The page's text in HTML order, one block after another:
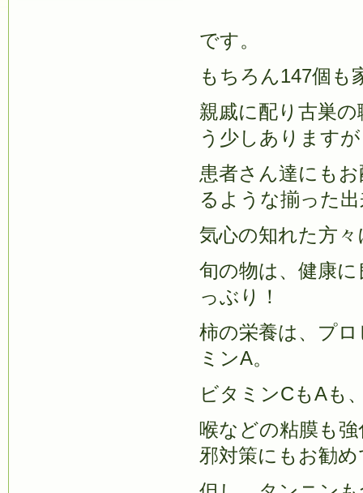
です。
もちろん147個も
親戚に配り古巣
う少しあります
患者さん達にも
るような揃った
気心の知れた方
旬の物は、健康
っぶり！
柿の栄養は、プ
ミンA。
ビタミンCもAも
喉などの粘膜も
邪対策にもお勧